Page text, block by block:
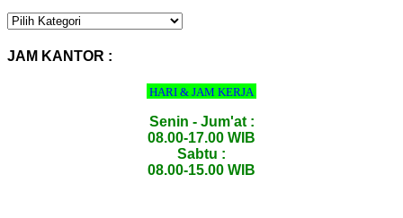
KATEGORI
JAM KANTOR :
HARI & JAM KERJA
Senin - Jum'at :
08.00-17.00 WIB
Sabtu :
08.00-15.00 WIB